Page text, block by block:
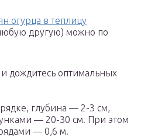
огурца в теплицу
другую) можно по
дождитесь оптимальных
глубина — 2-3 см,
— 20-30 см. При этом
— 0,6 м.